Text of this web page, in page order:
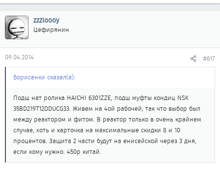
zzzloooy
Цефирянин
09.04.2014 #617
Борисенки сказал(а):
Подш нат ролика HAICHI 6301ZZE, подш муфты кондиц NSK
35BD219T12DDUCG33. Живем на 4ой рабочей, так что выбор был
между реактором и фитом. В реактор только в очень крайнем
случае, хоть и карточка на максимальные скидки 8 и 10
процентов. Защита 2 части будут на енисейской через 3 дня,
если кому нужно. 450р китай.